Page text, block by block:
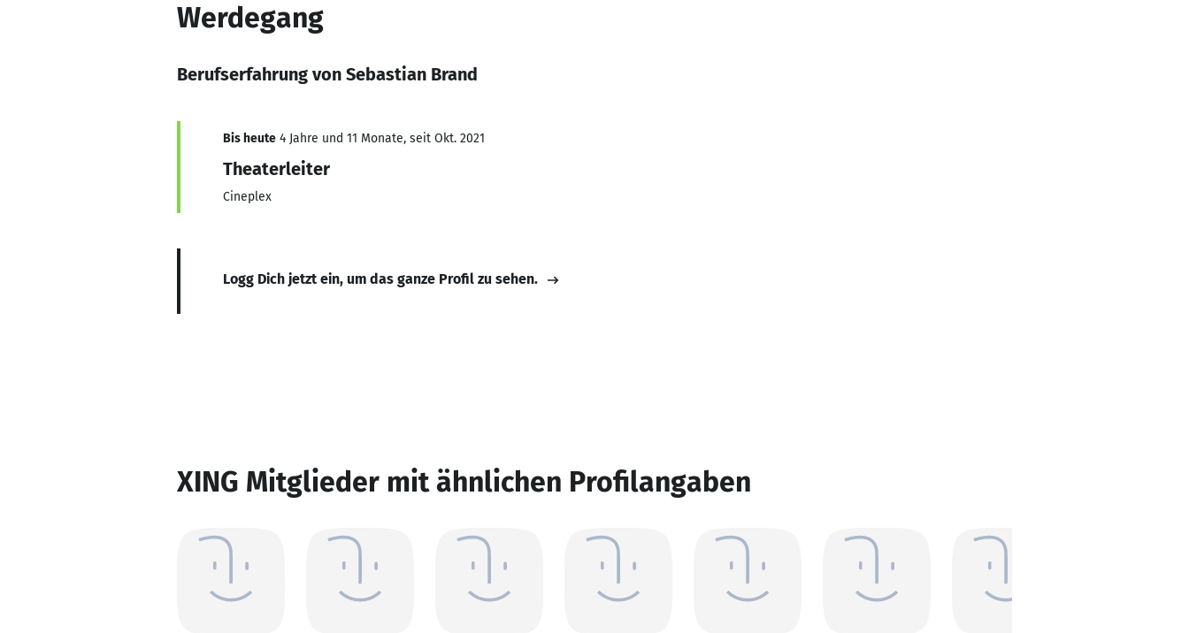
Werdegang
Berufserfahrung von Sebastian Brand
Bis heute 4 Jahre und 11 Monate, seit Okt. 2021
Theaterleiter
Cineplex
Logg Dich jetzt ein, um das ganze Profil zu sehen.
XING Mitglieder mit ähnlichen Profilangaben